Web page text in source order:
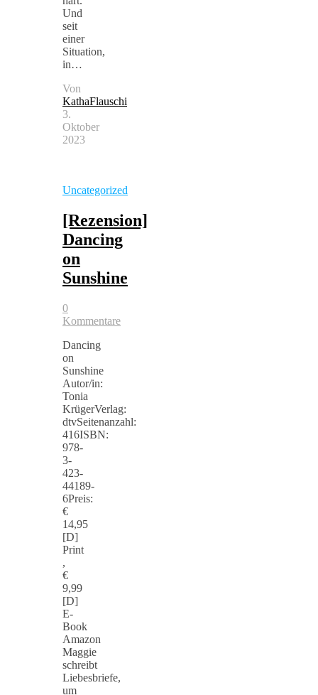
Und
seit
einer
Situation,
in…
Von
KathaFlauschi
3.
Oktober
2023
Uncategorized
[Rezension]
Dancing
on
Sunshine
0
Kommentare
Dancing
on
Sunshine
Autor/in:
Tonia
KrügerVerlag:
dtvSeitenanzahl:
416ISBN:
978-
3-
423-
44189-
6Preis:
€
14,95
[D]
Print
,
€
9,99
[D]
E-
Book
Amazon
Maggie
schreibt
Liebesbriefe,
um